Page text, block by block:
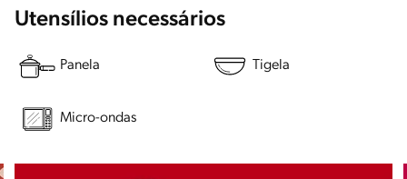
Utensílios necessários
Panela Tigela
Micro-ondas